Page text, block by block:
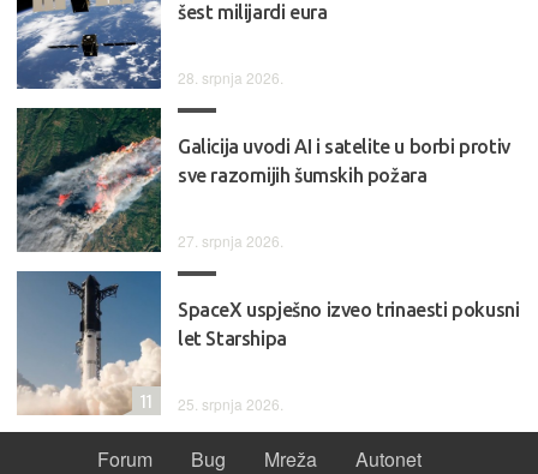
šest milijardi eura
28. srpnja 2026.
Galicija uvodi AI i satelite u borbi protiv
sve razornijih šumskih požara
27. srpnja 2026.
SpaceX uspješno izveo trinaesti pokusni
let Starshipa
25. srpnja 2026.
11
Forum Bug Mreža
Autonet